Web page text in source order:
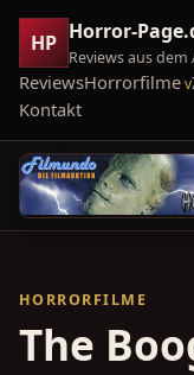
HP Horror-
Reviews aus dem
ReviewsHorrorfilme
Kontakt
HORRORFILME
The